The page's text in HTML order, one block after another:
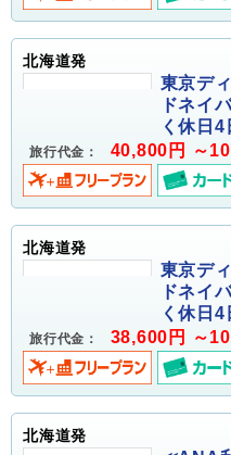
北海道発
東京デ
ドネイ
く休日
旅行代金： 40,800円 ～
北海道発
東京デ
ドネイ
く休日
旅行代金： 38,600円 ～
北海道発